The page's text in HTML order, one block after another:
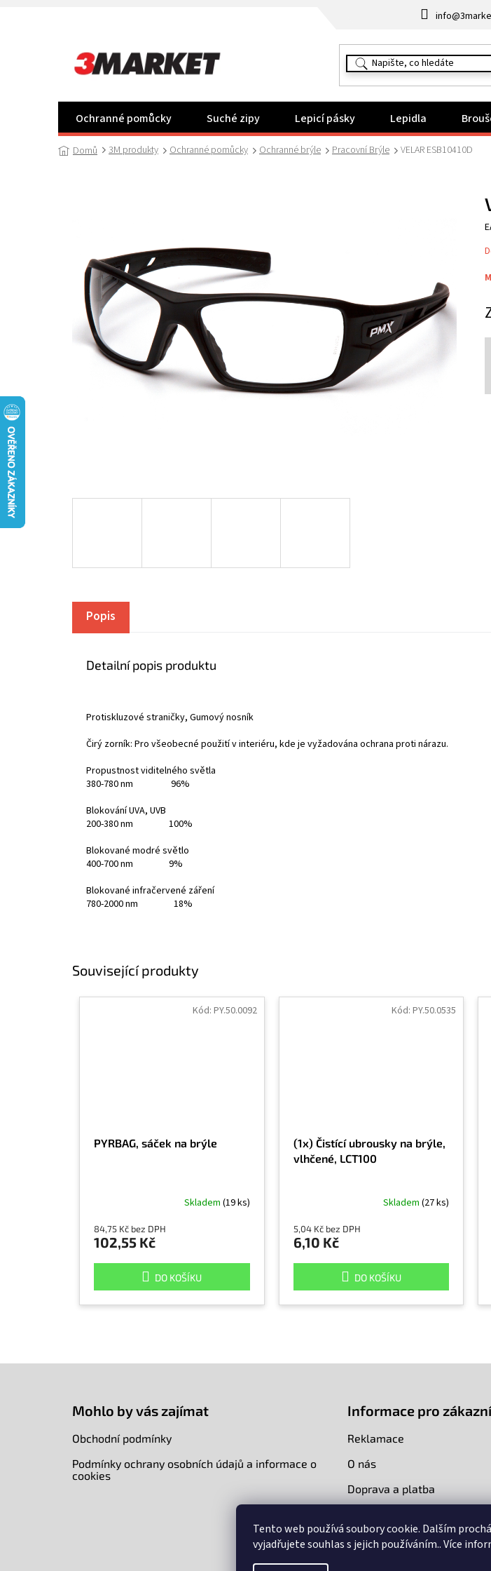
Tento web používá soubory cookie. Dalším
vyjadřujete souhlas s jejich používáním.. Více
Ochranné pomůcky Suché zipy Lepicí pásky Lepidla
Domů 3M produkty Ochranné pomůcky Ochranné brýle Pracovní Brýle VELAR ESB10410D
Související produkty
PYRBAG, sáček na brýle
Skladem (19 ks)
84,75 Kč bez DPH
102,55 Kč
DO KOŠÍKU
Kód: PY.50.0092
(1x) Čistící ubrousky na brýle,
vlhčené, LCT100
Skladem (27 ks)
5,04 Kč bez DPH
6,10 Kč
DO KOŠÍKU
Kód: PY.50.0535
Popis
Detailní popis produktu
Protiskluzové straničky, Gumový nosník
Čirý zorník: Pro všeobecné použití v interiéru, kde je vyžadována ochrana proti nárazu.
Propustnost viditelného světla
380-780 nm 96%
Blokování UVA, UVB
200-380 nm 100%
Blokované modré světlo
400-700 nm 9%
Blokované infračervené záření
780-2000 nm 18%
Mohlo by vás zajímat
Obchodní podmínky
Podmínky ochrany osobních údajů a informace o
cookies
Informace pro
Reklamace
O nás
Doprava a platba